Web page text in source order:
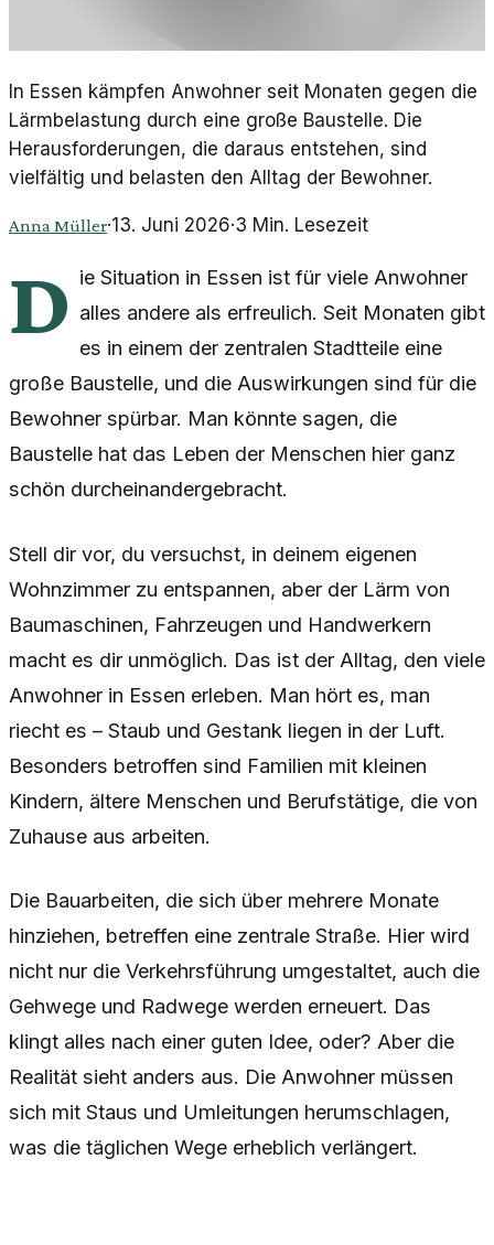
In Essen kämpfen Anwohner seit Monaten gegen die
Lärmbelastung durch eine große Baustelle. Die
Herausforderungen, die daraus entstehen, sind
vielfältig und belasten den Alltag der Bewohner.
Anna Müller·13. Juni 2026·3 Min. Lesezeit
D ie Situation in Essen ist für viele Anwohner
alles andere als erfreulich. Seit Monaten gibt
es in einem der zentralen Stadtteile eine
große Baustelle, und die Auswirkungen sind für die
Bewohner spürbar. Man könnte sagen, die
Baustelle hat das Leben der Menschen hier ganz
schön durcheinandergebracht.
Stell dir vor, du versuchst, in deinem eigenen
Wohnzimmer zu entspannen, aber der Lärm von
Baumaschinen, Fahrzeugen und Handwerkern
macht es dir unmöglich. Das ist der Alltag, den viele
Anwohner in Essen erleben. Man hört es, man
riecht es – Staub und Gestank liegen in der Luft.
Besonders betroffen sind Familien mit kleinen
Kindern, ältere Menschen und Berufstätige, die von
Zuhause aus arbeiten.
Die Bauarbeiten, die sich über mehrere Monate
hinziehen, betreffen eine zentrale Straße. Hier wird
nicht nur die Verkehrsführung umgestaltet, auch die
Gehwege und Radwege werden erneuert. Das
klingt alles nach einer guten Idee, oder? Aber die
Realität sieht anders aus. Die Anwohner müssen
sich mit Staus und Umleitungen herumschlagen,
was die täglichen Wege erheblich verlängert.